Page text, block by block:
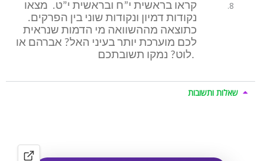
קראו בראשית י”ח ובראשית י”ט. מצאו
נקודות דמיון ונקודות שוני בין הפרקים.
כתוצאה מההשוואה מי הדמות שנראית
לכם מוערכת יותר בעיני האל? אברהם או
לוט? נמקו תשובתכם.
שאלות ותשובות